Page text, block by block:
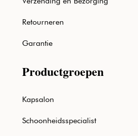
Retourneren
Garantie
Productgroepen
Kapsalon
Schoonheidsspecialist